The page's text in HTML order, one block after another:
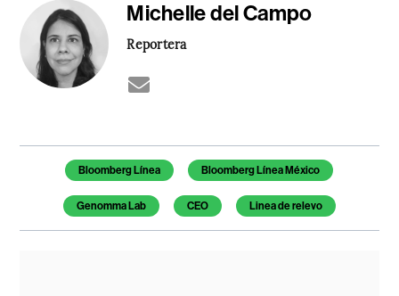
Michelle del Campo
Reportera
Temas de este artículo
Bloomberg Línea Bloomberg Línea México
Genomma Lab CEO Linea de relevo